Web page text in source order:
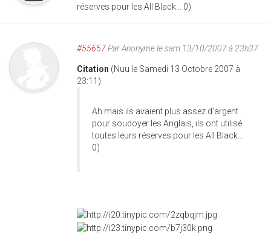
réserves pour les All Black... 0)
#55657ParAnonymele sam 13/10/2007 à 23h37
Citation (Nuu le Samedi 13 Octobre 2007 à
23:11)
Ah mais ils avaient plus assez d'argent
pour soudoyer les Anglais, ils ont utilisé
toutes leurs réserves pour les All Black...
0)